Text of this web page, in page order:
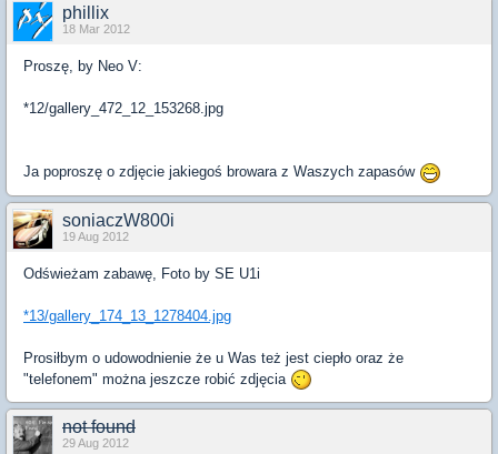
phillix
18 Mar 2012
Proszę, by Neo V:
*12/gallery_472_12_153268.jpg
Ja poproszę o zdjęcie jakiegoś browara z Waszych zapasów
soniaczW800i
19 Aug 2012
Odświeżam zabawę, Foto by SE U1i
*13/gallery_174_13_1278404.jpg
Prosiłbym o udowodnienie że u Was też jest ciepło oraz że
"telefonem" można jeszcze robić zdjęcia
not found
29 Aug 2012